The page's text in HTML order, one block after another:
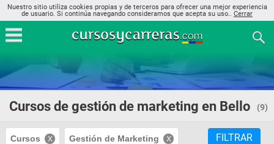
Nuestro sitio utiliza cookies propias y de terceros para ofrecer una mejor experiencia
de usuario. Si continúa navegando consideramos que acepta su uso.. Cerrar
Cursos de gestión de marketing en Bello (9)
Cursos Gestión de Marketing FILTRAR